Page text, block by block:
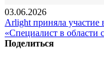
03.06.2026
Arlight приняла участие
«Специалист в области
Поделиться